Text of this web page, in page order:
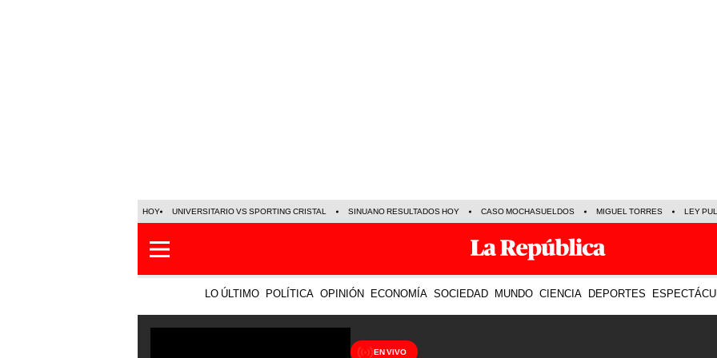
HOY UNIVERSITARIO VS SPORTING CRISTAL SINUANO RESULTADOS HOY CASO MOCHASUELDOS MIGUEL TORRES LEY
LO ÚLTIMO POLÍTICA OPINIÓN ECONOMÍA SOCIEDAD MUNDO CIENCIA DEPORTES
EN VIVO